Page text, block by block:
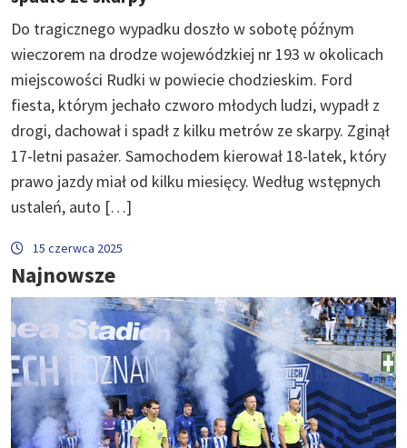
Do tragicznego wypadku doszło w sobotę późnym
wieczorem na drodze wojewódzkiej nr 193 w okolicach
miejscowości Rudki w powiecie chodzieskim. Ford
fiesta, którym jechało czworo młodych ludzi, wypadł z
drogi, dachował i spadł z kilku metrów ze skarpy. Zginął
17-letni pasażer. Samochodem kierował 18-latek, który
prawo jazdy miał od kilku miesięcy. Według wstępnych
ustaleń, auto […]
15 czerwca 2025
Najnowsze